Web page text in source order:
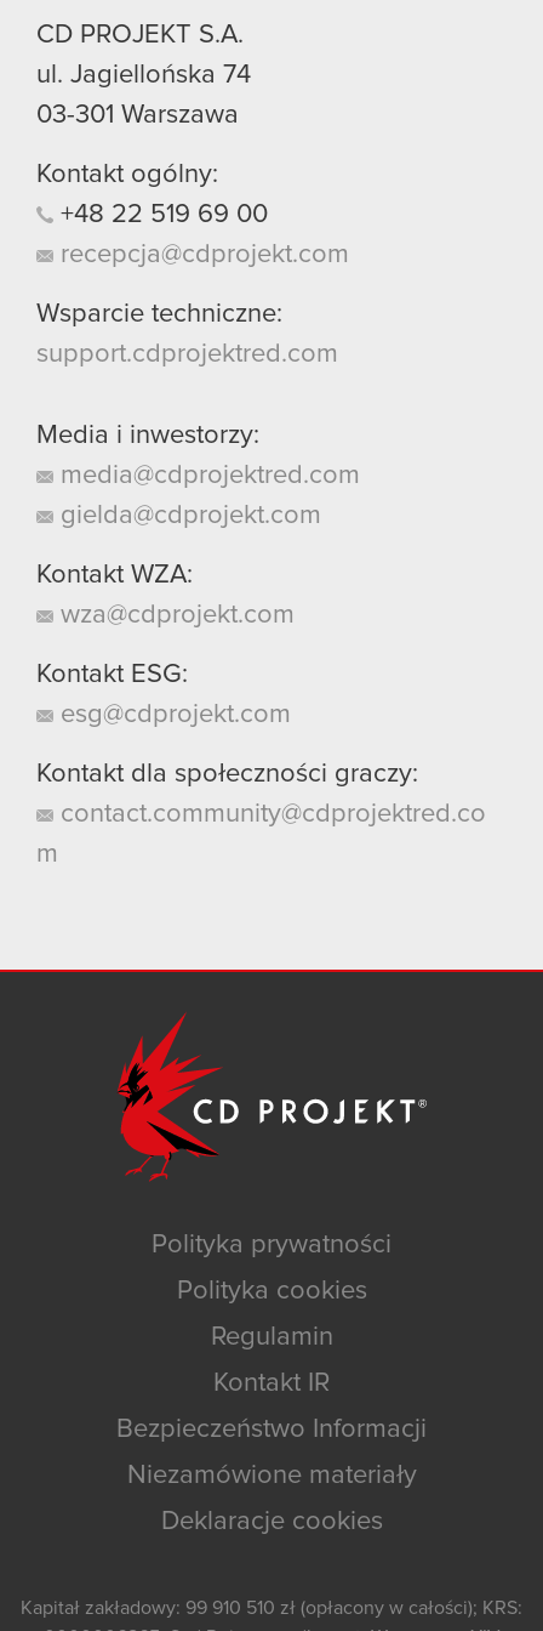
CD PROJEKT S.A.
ul. Jagiellońska 74
03-301 Warszawa
Kontakt ogólny:
+48 22 519 69 00
recepcja@cdprojekt.com
Wsparcie techniczne:
support.cdprojektred.com
Media i inwestorzy:
media@cdprojektred.com
gielda@cdprojekt.com
Kontakt WZA:
wza@cdprojekt.com
Kontakt ESG:
esg@cdprojekt.com
Kontakt dla społeczności graczy:
contact.community@cdprojektred.co
m
Polityka prywatności
Polityka cookies
Regulamin
Kontakt IR
Bezpieczeństwo Informacji
Niezamówione materiały
Deklaracje cookies
Kapitał zakładowy: 99 910 510 zł (opłacony w całości); KRS: